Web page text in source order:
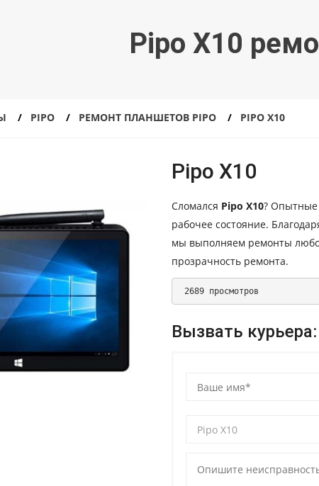
Pipo X10
PIPO РЕМОНТ ПЛАНШЕТОВ PIPO PIPO X10
Pipo X10
Сломался Pipo X10? Опытные
рабочее состояние.
мы выполняем ремонты
прозрачность ремонта.
2689 просмотров
Вызвать курьера: